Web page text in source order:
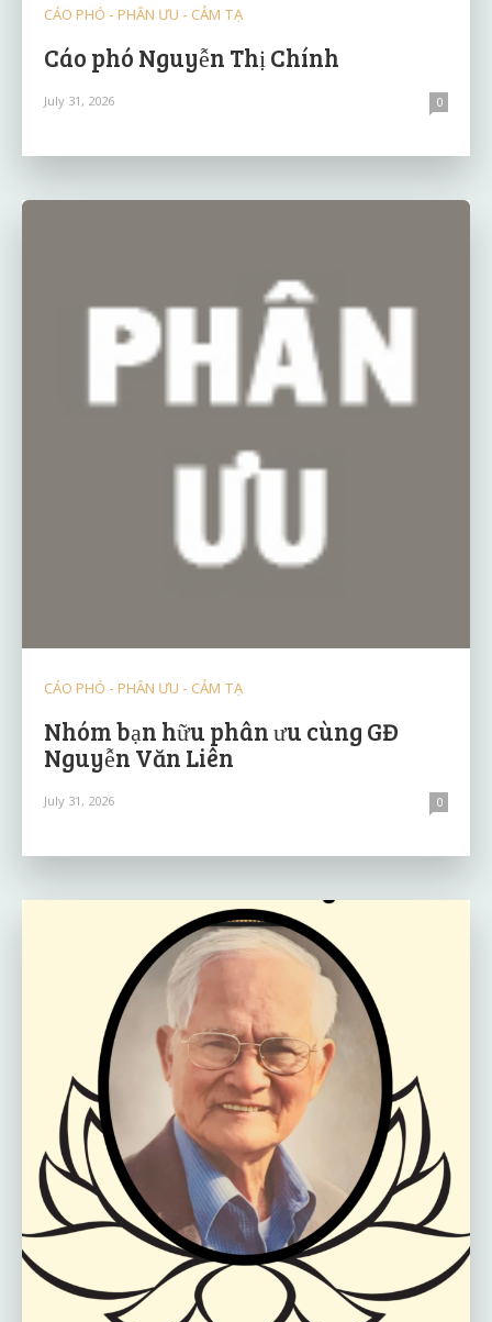
CÁO PHÓ - PHÂN ƯU - CẢM TẠ
Cáo phó Nguyễn Thị Chính
July 31, 2026 0
CÁO PHÓ - PHÂN ƯU - CẢM TẠ
Nhóm bạn hữu phân ưu cùng GĐ
Nguyễn Văn Liên
July 31, 2026 0